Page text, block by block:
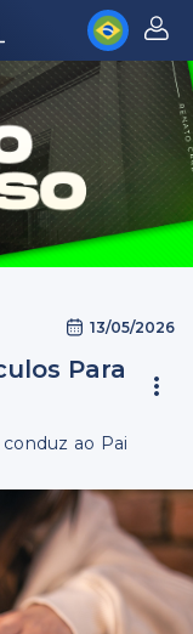
13/05/2026
Para
ao Pai